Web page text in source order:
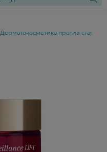
Дерматокосметика против